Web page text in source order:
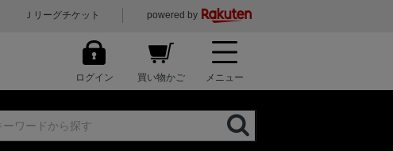
Ｊリーグチケット powered by
ログイン 買い物かご メニュー